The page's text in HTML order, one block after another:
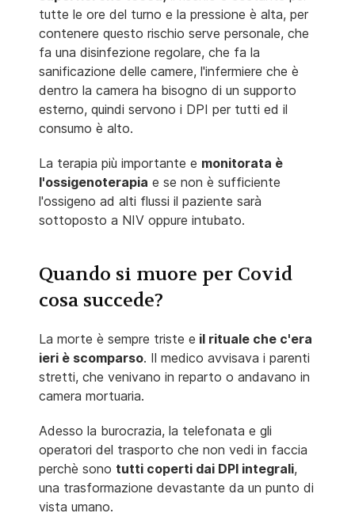
tutte le ore del turno e la pressione è alta, per
contenere questo rischio serve personale, che
fa una disinfezione regolare, che fa la
sanificazione delle camere, l'infermiere che è
dentro la camera ha bisogno di un supporto
esterno, quindi servono i DPI per tutti ed il
consumo è alto.
La terapia più importante e monitorata è
l'ossigenoterapia e se non è sufficiente
l'ossigeno ad alti flussi il paziente sarà
sottoposto a NIV oppure intubato.
Quando si muore per Covid
cosa succede?
La morte è sempre triste e il rituale che c'era
ieri è scomparso. Il medico avvisava i parenti
stretti, che venivano in reparto o andavano in
camera mortuaria.
Adesso la burocrazia, la telefonata e gli
operatori del trasporto che non vedi in faccia
perchè sono tutti coperti dai DPI integrali,
una trasformazione devastante da un punto di
vista umano.